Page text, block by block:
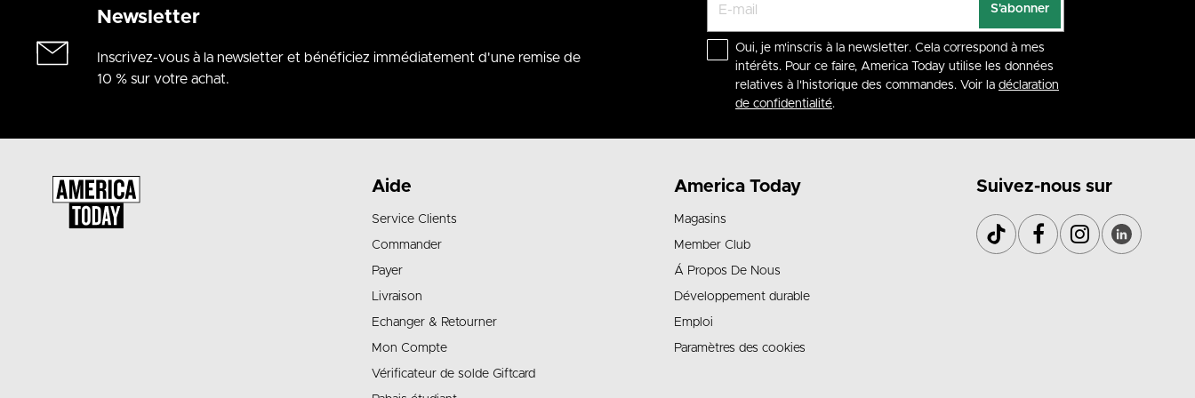
Newsletter
Inscrivez-vous à la newsletter et bénéficiez immédiatement d'une remise de
10 % sur votre achat.
S'abonner
Oui, je m'inscris à la newsletter. Cela correspond à mes
intérêts. Pour ce faire, America Today utilise les données
relatives à l'historique des commandes. Voir la déclaration
de confidentialité.
Aide
Service Clients
Commander
Payer
Livraison
Echanger & Retourner
Mon Compte
Vérificateur de solde Giftcard
America Today
Magasins
Member Club
Á Propos De Nous
Développement durable
Emploi
Paramètres des cookies
Suivez-nous sur